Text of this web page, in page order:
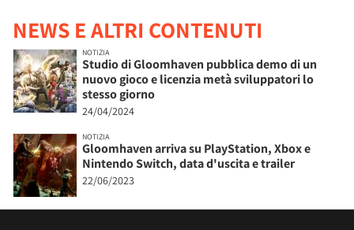
NEWS E ALTRI CONTENUTI
NOTIZIA
Studio di Gloomhaven pubblica demo di un
nuovo gioco e licenzia metà sviluppatori lo
stesso giorno
24/04/2024
NOTIZIA
Gloomhaven arriva su PlayStation, Xbox e
Nintendo Switch, data d'uscita e trailer
22/06/2023